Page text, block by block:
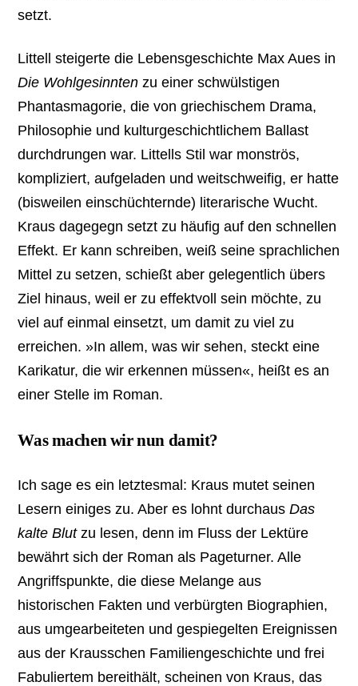
setzt.
Littell steigerte die Lebensgeschichte Max Aues in
Die Wohlgesinntenzu einer schwülstigen
Phantasmagorie, die von griechischem Drama,
Philosophie und kulturgeschichtlichem Ballast
durchdrungen war. Littells Stil war monströs,
kompliziert, aufgeladen und weitschweifig, er hatte
(bisweilen einschüchternde) literarische Wucht.
Kraus dagegegn setzt zu häufig auf den schnellen
Effekt. Er kann schreiben, weiß seine sprachlichen
Mittel zu setzen, schießt aber gelegentlich übers
Ziel hinaus, weil er zu effektvoll sein möchte, zu
viel auf einmal einsetzt, um damit zu viel zu
erreichen. »In allem, was wir sehen, steckt eine
Karikatur, die wir erkennen müssen«, heißt es an
einer Stelle im Roman.
Was machen wir nun damit?
Ich sage es ein letztesmal: Kraus mutet seinen
Lesern einiges zu. Aber es lohnt durchausDas
kalte Blutzu lesen, denn im Fluss der Lektüre
bewährt sich der Roman als Pageturner. Alle
Angriffspunkte, die diese Melange aus
historischen Fakten und verbürgten Biographien,
aus umgearbeiteten und gespiegelten Ereignissen
aus der Krausschen Familiengeschichte und frei
Fabuliertem bereithält, scheinen von Kraus, das